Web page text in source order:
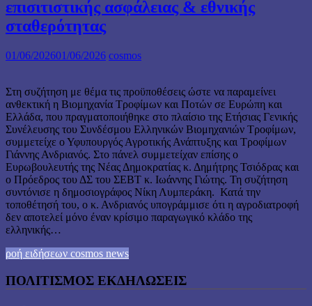
επισιτιστικής ασφάλειας & εθνικής
σταθερότητας
01/06/202601/06/2026 cosmos
Στη συζήτηση με θέμα τις προϋποθέσεις ώστε να παραμείνει
ανθεκτική η Βιομηχανία Τροφίμων και Ποτών σε Ευρώπη και
Ελλάδα, που πραγματοποιήθηκε στο πλαίσιο της Ετήσιας Γενικής
Συνέλευσης του Συνδέσμου Ελληνικών Βιομηχανιών Τροφίμων,
συμμετείχε ο Υφυπουργός Αγροτικής Ανάπτυξης και Τροφίμων
Γιάννης Ανδριανός. Στο πάνελ συμμετείχαν επίσης ο
Ευρωβουλευτής της Νέας Δημοκρατίας κ. Δημήτρης Τσιόδρας και
ο Πρόεδρος του ΔΣ του ΣΕΒΤ κ. Ιωάννης Γιώτης. Τη συζήτηση
συντόνισε η δημοσιογράφος Νίκη Λυμπεράκη. Κατά την
τοποθέτησή του, ο κ. Ανδριανός υπογράμμισε ότι η αγροδιατροφή
δεν αποτελεί μόνο έναν κρίσιμο παραγωγικό κλάδο της
ελληνικής…
ροή ειδήσεων cosmos news
ΠΟΛΙΤΙΣΜΟΣ ΕΚΔΗΛΩΣΕΙΣ